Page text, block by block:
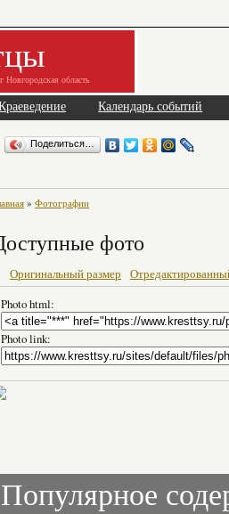
Новгородская область
Календарь событий
Поделиться…
» Фотографии
фото
Оригинальный размер
Photo html:
Photo link:
Популярное